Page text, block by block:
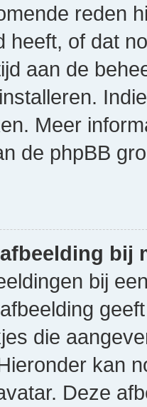
reden
heeft, of dat
aan de
Meer
de phpBB
bij
bij
die
kan
Deze